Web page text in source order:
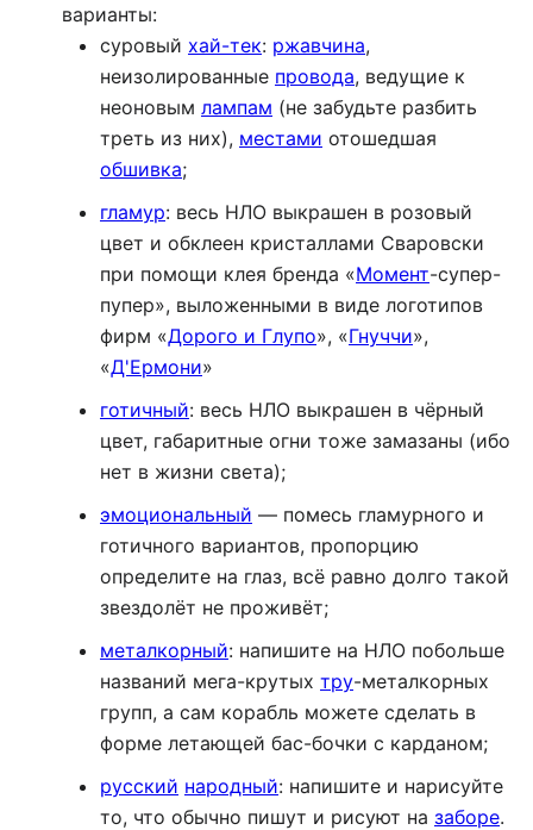
варианты:
суровый хай-тек: ржавчина,
неизолированные провода, ведущие к
неоновым лампам (не забудьте разбить
треть из них), местами отошедшая
обшивка;
гламур: весь НЛО выкрашен в розовый
цвет и обклеен кристаллами Сваровски
при помощи клея бренда «Момент-супер-
пупер», выложенными в виде логотипов
фирм «Дорого и Глупо», «Гнуччи»,
«Д'Ермони»
готичный: весь НЛО выкрашен в чёрный
цвет, габаритные огни тоже замазаны (ибо
нет в жизни света);
эмоциональный — помесь гламурного и
готичного вариантов, пропорцию
определите на глаз, всё равно долго такой
звездолёт не проживёт;
металкорный: напишите на НЛО побольше
названий мега-крутых тру-металкорных
групп, а сам корабль можете сделать в
форме летающей бас-бочки с карданом;
русский народный: напишите и нарисуйте
то, что обычно пишут и рисуют на заборе.